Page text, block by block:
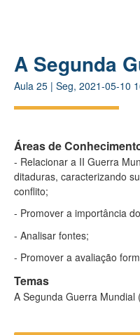
A Segunda
Aula 25 | Seg, 2021-05-10
Áreas de
- Relacionar a II Guerra
ditaduras, caracterizando
conflito;
- Promover a importância
- Analisar fontes;
- Promover a avaliação
Temas
A Segunda Guerra Mundial